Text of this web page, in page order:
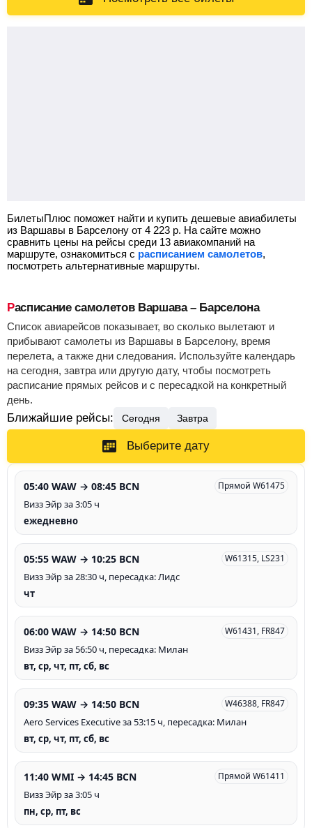
БилетыПлюс поможет найти и купить дешевые авиабилеты
из Варшавы в Барселону от 4 223 р. На сайте можно
сравнить цены на рейсы среди 13 авиакомпаний на
маршруте, ознакомиться с расписанием самолетов,
посмотреть альтернативные маршруты.
Расписание самолетов Варшава – Барселона
Список авиарейсов показывает, во сколько вылетают и
прибывают самолеты из Варшавы в Барселону, время
перелета, а также дни следования. Используйте календарь
на сегодня, завтра или другую дату, чтобы посмотреть
расписание прямых рейсов и с пересадкой на конкретный
день.
Ближайшие рейсы: Сегодня Завтра
Выберите дату
05:40 WAW → 08:45 BCN Прямой W61475
Визз Эйр за 3:05 ч
ежедневно
05:55 WAW → 10:25 BCN W61315, LS231
Визз Эйр за 28:30 ч, пересадка: Лидс
чт
06:00 WAW → 14:50 BCN W61431, FR847
Визз Эйр за 56:50 ч, пересадка: Милан
вт, ср, чт, пт, сб, вс
09:35 WAW → 14:50 BCN W46388, FR847
Aero Services Executive за 53:15 ч, пересадка: Милан
вт, ср, чт, пт, сб, вс
11:40 WMI → 14:45 BCN Прямой W61411
Визз Эйр за 3:05 ч
пн, ср, пт, вс